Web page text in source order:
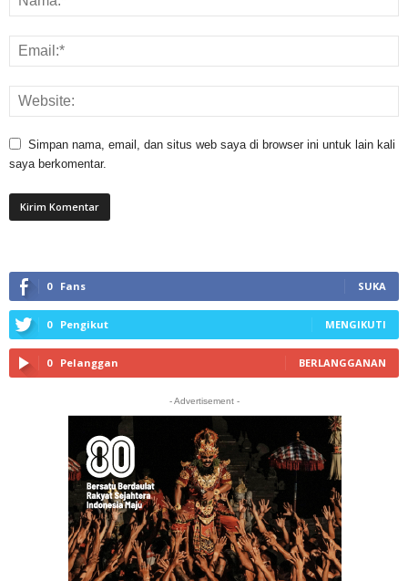
Simpan nama, email, dan situs web saya di browser ini untuk lain kali
saya berkomentar.
0 Fans SUKA
0 Pengikut MENGIKUTI
0 Pelanggan BERLANGGANAN
- Advertisement -